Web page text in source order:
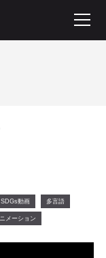
SDGs動画 多言語
メーション